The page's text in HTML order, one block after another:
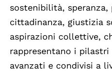
sostenibilità, speranza,
cittadinanza, giustizia
aspirazioni collettive,
rappresentano i
avanzati e condivisi a